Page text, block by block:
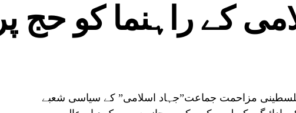
کے راہنما کو حج پر
مزاحمت جماعت”جہاد اسلامی” کے سیاسی شعبے